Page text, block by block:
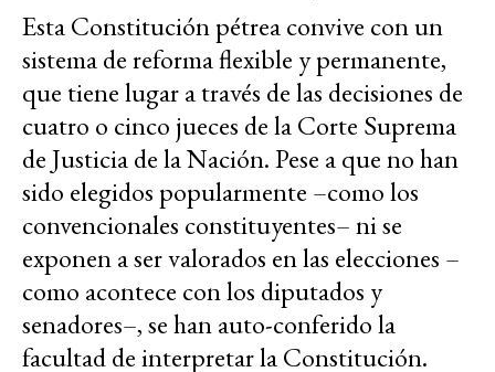
Esta Constitución pétrea convive con un
sistema de reforma flexible y permanente,
que tiene lugar a través de las decisiones de
cuatro o cinco jueces de la Corte Suprema
de Justicia de la Nación. Pese a que no han
sido elegidos popularmente –como los
convencionales constituyentes– ni se
exponen a ser valorados en las elecciones –
como acontece con los diputados y
senadores–, se han auto-conferido la
facultad de interpretar la Constitución.